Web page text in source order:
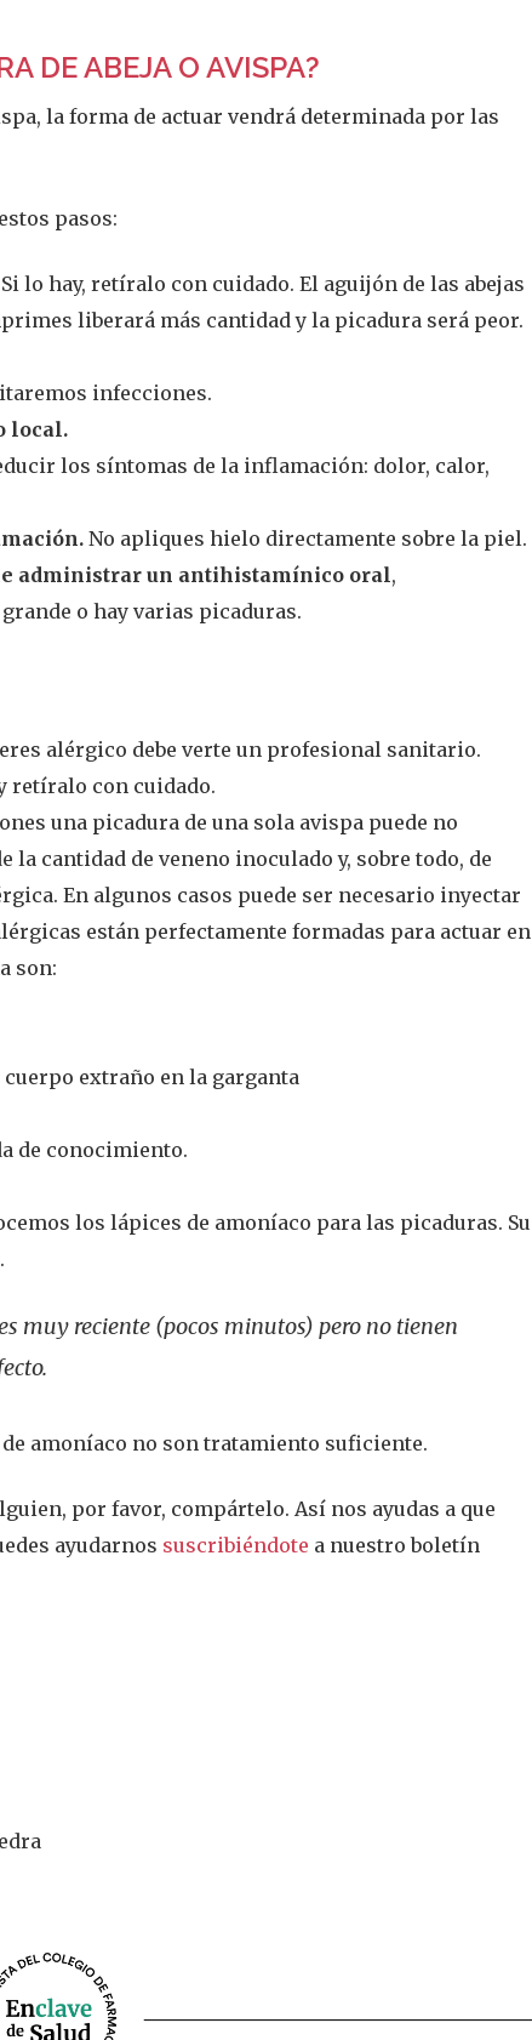
DE ABEJA O AVISPA?
la forma de actuar vendrá determinada por las
pasos:
Si lo hay, retíralo con cuidado. El aguijón de las abejas
liberará más cantidad y la picadura será peor.
infecciones.
local.
los síntomas de la inflamación: dolor, calor,
No apliques hielo directamente sobre la piel.
administrar un antihistamínico oral,
o hay varias picaduras.
eres alérgico debe verte un profesional sanitario.
retíralo con cuidado.
una picadura de una sola avispa puede no
la cantidad de veneno inoculado y, sobre todo, de
En algunos casos puede ser necesario inyectar
están perfectamente formadas para actuar en
son:
extraño en la garganta
de conocimiento.
los lápices de amoníaco para las picaduras. Su
muy reciente (pocos minutos) pero no tienen
amoníaco no son tratamiento suficiente.
por favor, compártelo. Así nos ayudas a que
ayudarnos suscribiéndote a nuestro boletín